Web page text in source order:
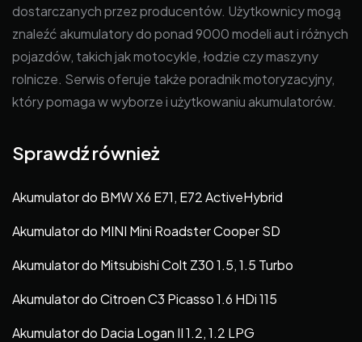
dostarczanych przez producentów. Użytkownicy mogą
znaleźć akumulatory do ponad 9000 modeli aut i różnych
pojazdów, takich jak motocykle, łodzie czy maszyny
rolnicze. Serwis oferuje także poradnik motoryzacyjny,
który pomaga w wyborze i użytkowaniu akumulatorów.
Sprawdź również
Akumulator do BMW X6 E71, E72 ActiveHybrid
Akumulator do MINI Mini Roadster Cooper SD
Akumulator do Mitsubishi Colt Z30 1.5, 1.5 Turbo
Akumulator do Citroen C3 Picasso 1.6 HDi 115
Akumulator do Dacia Logan II 1.2, 1.2 LPG